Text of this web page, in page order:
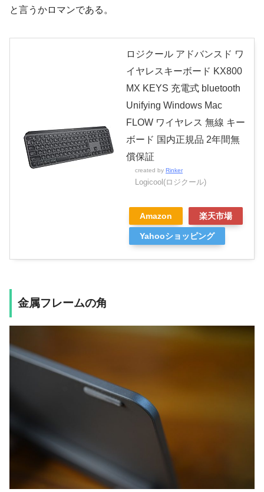
と言うかロマンである。
ロジクール アドバンスド ワ
イヤレスキーボード KX800
MX KEYS 充電式 bluetooth
Unifying Windows Mac
FLOW ワイヤレス 無線 キー
ボード 国内正規品 2年間無
償保証
created by Rinker
Logicool(ロジクール)
Amazon 楽天市場
Yahooショッピング
金属フレームの角